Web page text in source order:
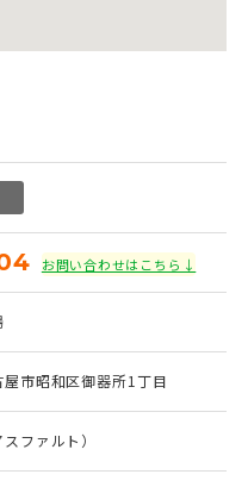
お問い合わせはこちら↓
屋市昭和区御器所1丁目
ファルト）